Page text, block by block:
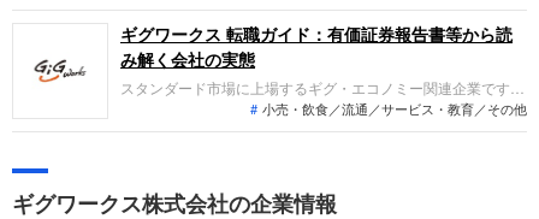
ぜ今ギグワークスなのか？」「転職希望者が先端技術×労働プ
ラットフォームという新領域で、どんな役割を担えるのか」を
整理します。
ギグワークス 転職ガイド：有価証券報告書等から読
み解く会社の実態
スタンダード市場に上場するギグ・エコノミー関連企業です。
オンデマンドエコノミー事業やシェアリングエコノミー事業な
どを展開しています。2025年10月期は、主力事業での市場環
小売・飲食／流通／サービス・教育／その他
ギグワークス株式会社の企業情報